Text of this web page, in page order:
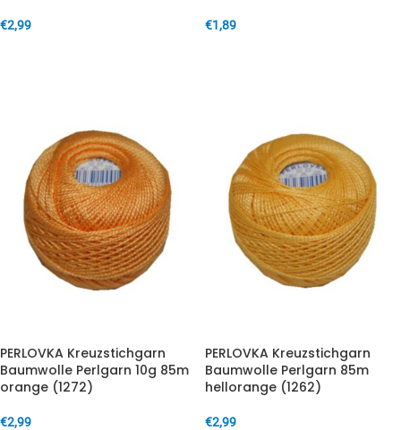
€2,99 €1,89
PERLOVKA Kreuzstichgarn
Baumwolle Perlgarn 10g 85m
orange (1272)
€2,99
PERLOVKA Kreuzstichgarn
Baumwolle Perlgarn 85m
hellorange (1262)
€2,99